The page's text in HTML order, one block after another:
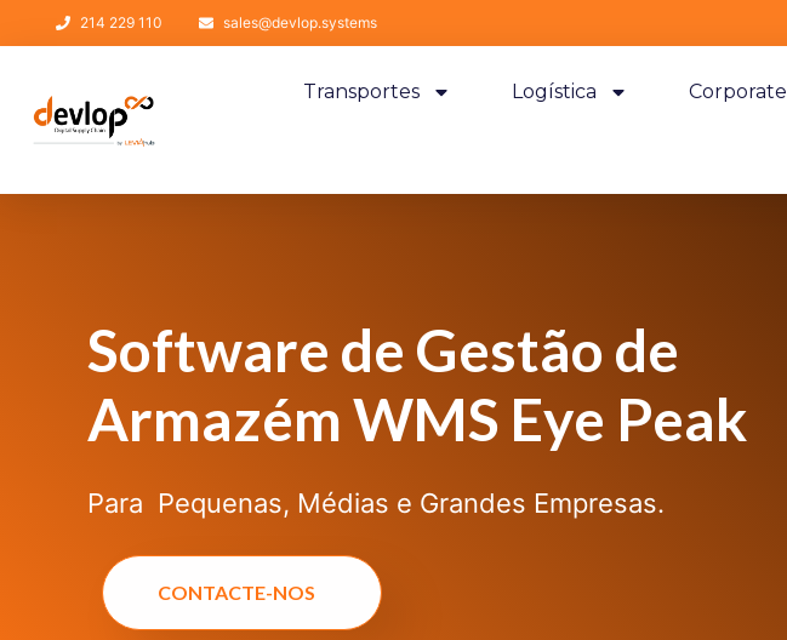
214 229 110 sales@devlop.systems
Transportes Logística Corporate
Software de Gestão de
Armazém WMS Eye Peak
Para Pequenas, Médias e Grandes Empresas.
CONTACTE-NOS